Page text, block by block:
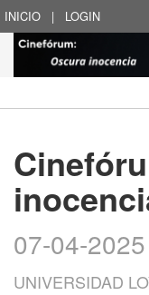
INICIO | LOGIN
07-04-
UNIVERSIDAD